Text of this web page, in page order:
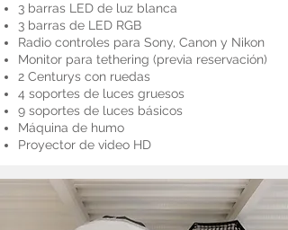
3 barras LED de luz blanca
3 barras de LED RGB
Radio controles para Sony, Canon y Nikon
Monitor para tethering (previa reservación)
2 Centurys con ruedas
4 soportes de luces gruesos
9 soportes de luces básicos
Máquina de humo
Proyector de video HD